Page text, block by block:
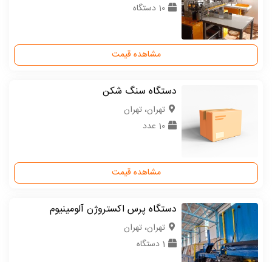
10 دستگاه
مشاهده قیمت
دستگاه سنگ شکن
تهران، تهران
10 عدد
مشاهده قیمت
دستگاه پرس اکستروژن آلومینیوم
تهران، تهران
1 دستگاه